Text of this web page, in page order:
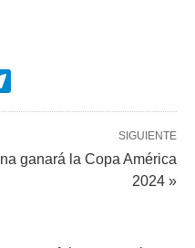
SIGUIENTE
ganará la Copa América
2024 »